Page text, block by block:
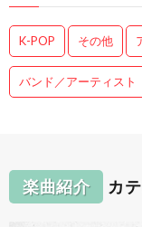
K-POP その他
バンド／アーティスト
楽曲紹介 カ